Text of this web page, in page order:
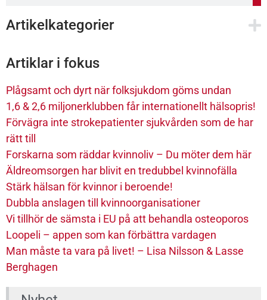
Artikelkategorier
Artiklar i fokus
Plågsamt och dyrt när folksjukdom göms undan
1,6 & 2,6 miljonerklubben får internationellt hälsopris!
Förvägra inte strokepatienter sjukvården som de har
rätt till
Forskarna som räddar kvinnoliv – Du möter dem här
Äldreomsorgen har blivit en tredubbel kvinnofälla
Stärk hälsan för kvinnor i beroende!
Dubbla anslagen till kvinnoorganisationer
Vi tillhör de sämsta i EU på att behandla osteoporos
Loopeli – appen som kan förbättra vardagen
Man måste ta vara på livet! – Lisa Nilsson & Lasse
Berghagen